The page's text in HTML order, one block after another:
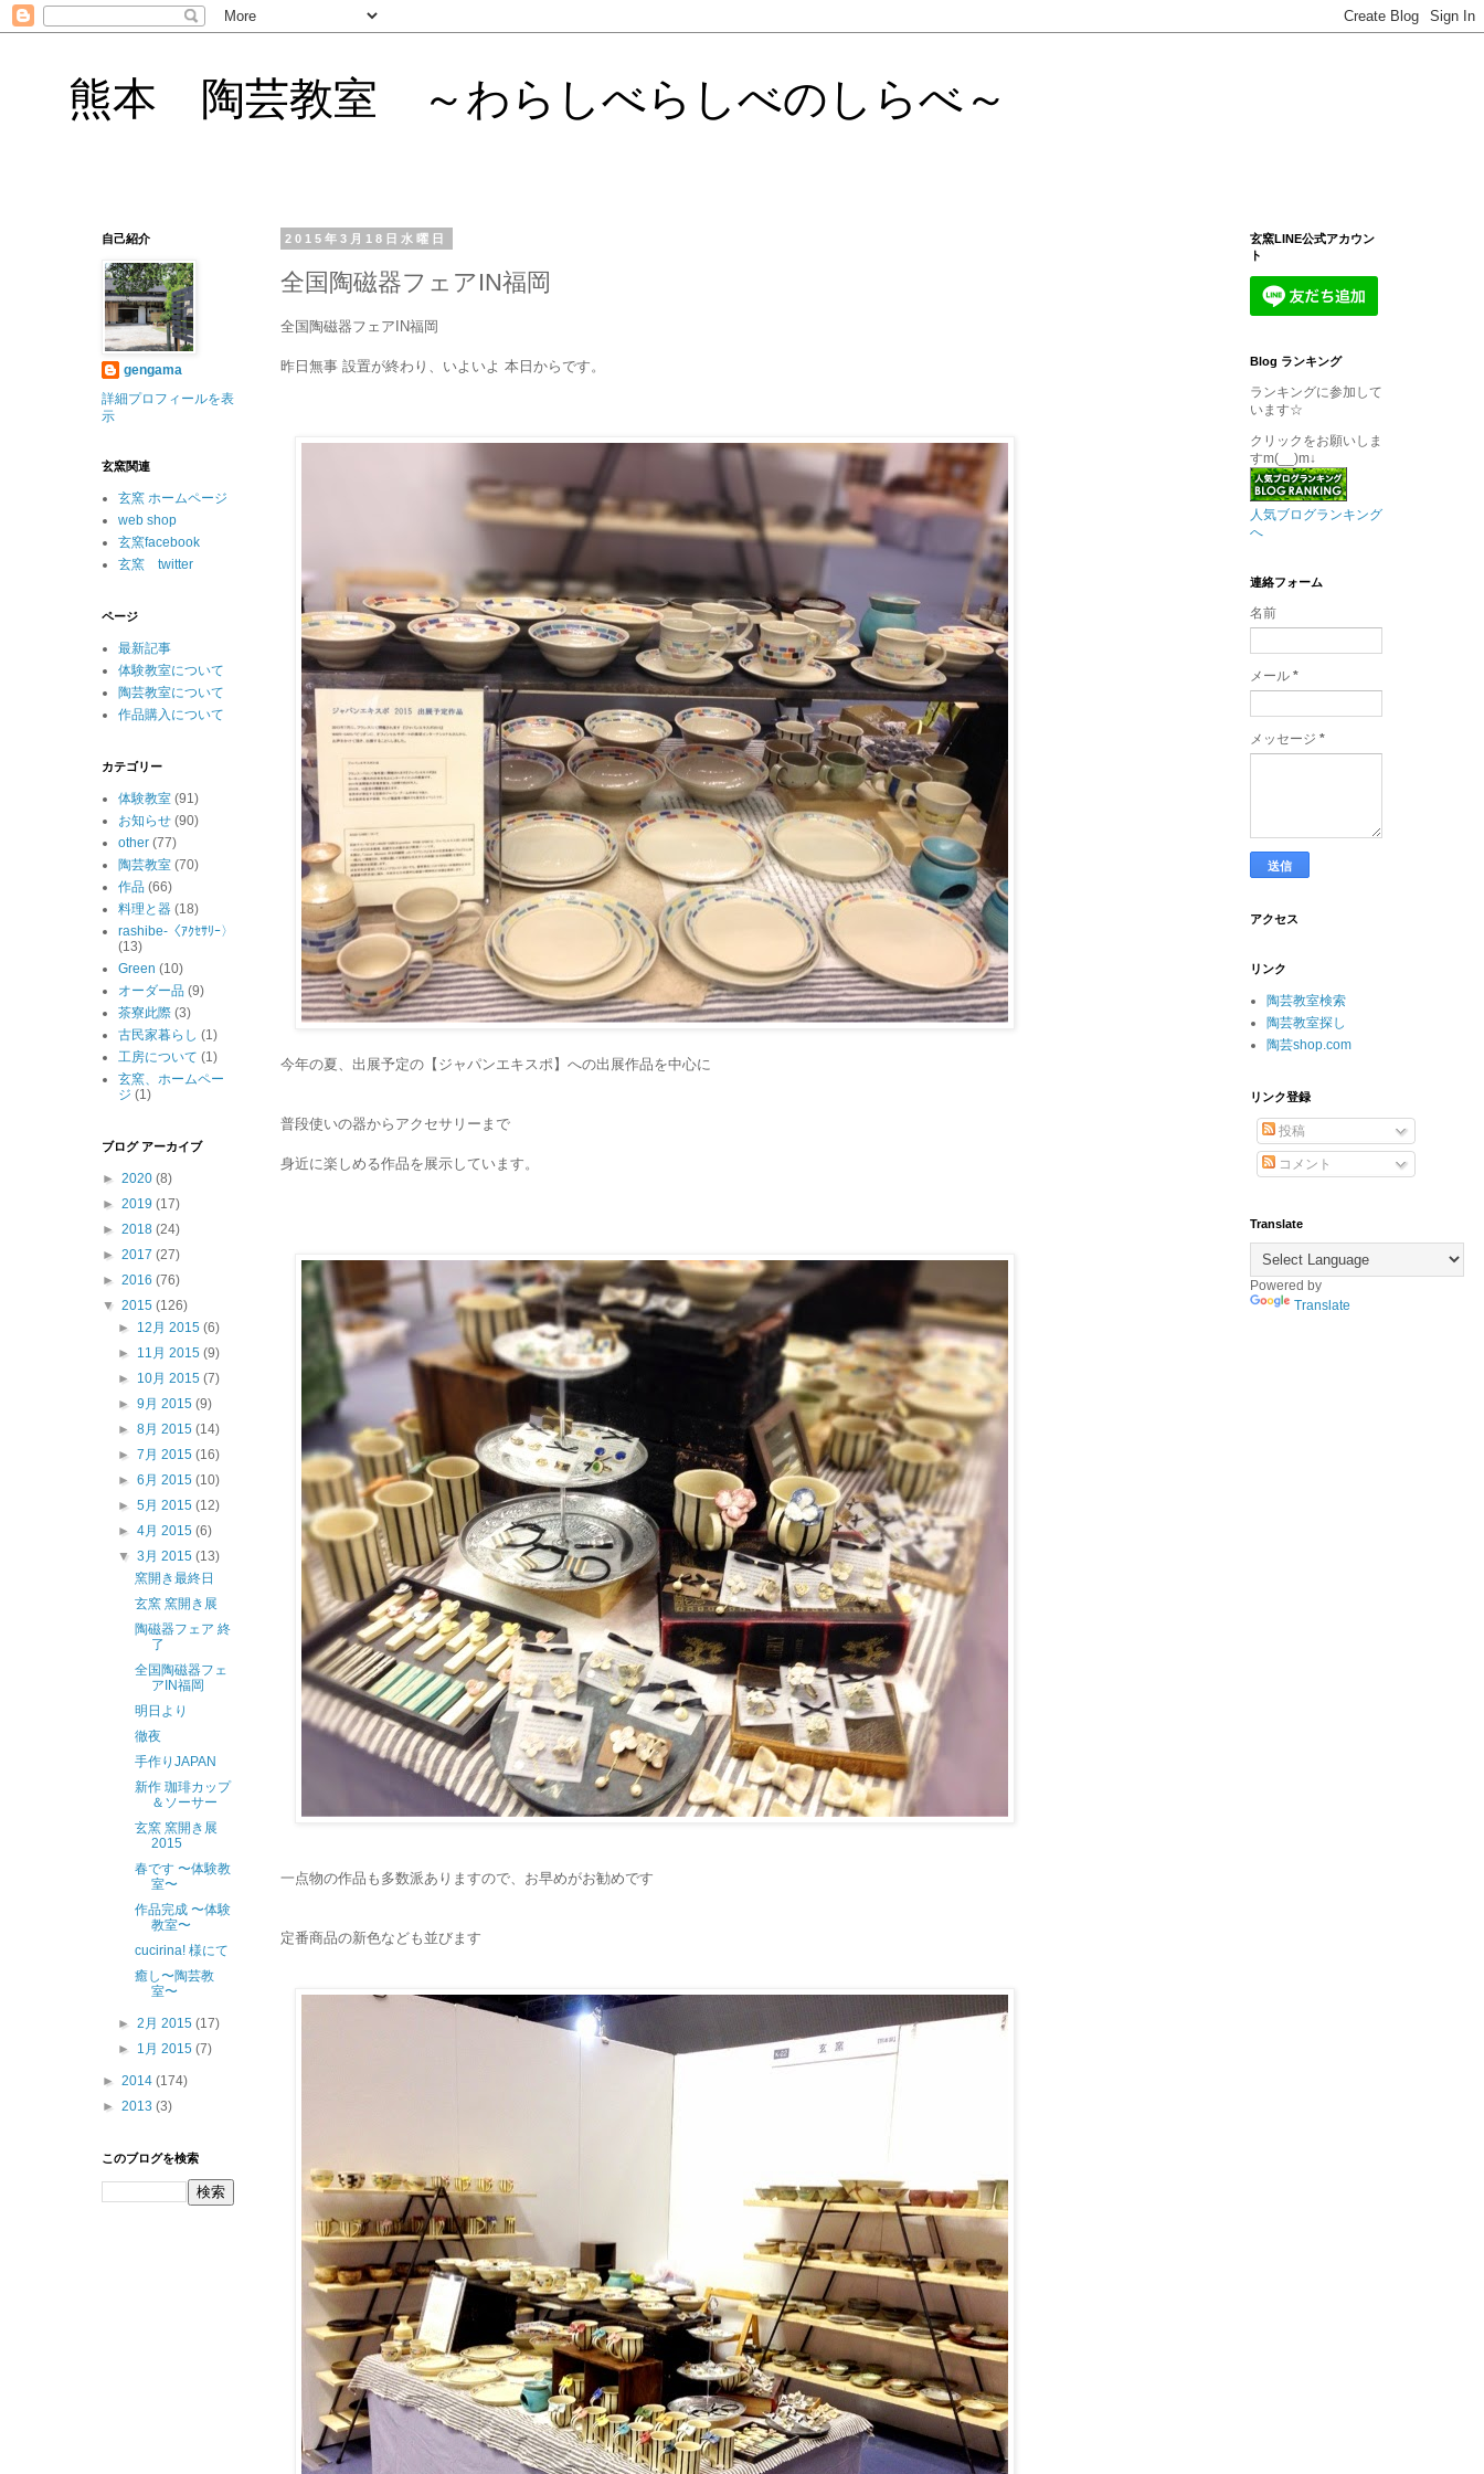
熊本 陶芸教室 ～わらしべらしべのしらべ～
2015年3月18日水曜日
全国陶磁器フェアIN福岡
全国陶磁器フェアIN福岡
昨日無事 設置が終わり、いよいよ 本日からです。
今年の夏、出展予定の【ジャパンエキスポ】への出展作品を中心に
普段使いの器からアクセサリーまで
身近に楽しめる作品を展示しています。
一点物の作品も多数派ありますので、お早めがお勧めです
定番商品の新色なども並びます
自己紹介
gengama
詳細プロフィールを表
示
玄窯関連
玄窯 ホームページ
web shop
玄窯facebook
玄窯 twitter
ページ
最新記事
体験教室について
陶芸教室について
作品購入について
カテゴリー
体験教室 (91)
お知らせ (90)
other (77)
陶芸教室 (70)
作品 (66)
料理と器 (18)
rashibe-〈ｱｸｾｻﾘｰ〉
(13)
Green (10)
オーダー品 (9)
茶寮此際 (3)
古民家暮らし (1)
工房について (1)
玄窯、ホームペー
ジ (1)
ブログ アーカイブ
► 2020 (8)
► 2019 (17)
► 2018 (24)
► 2017 (27)
► 2016 (76)
▼ 2015 (126)
► 12月 2015(6)
► 11月 2015(9)
► 10月 2015(7)
►9月 2015(9)
►8月 2015(14)
►7月 2015(16)
►6月 2015(10)
►5月 2015(12)
►4月 2015(6)
▼3月 2015(13)
窯開き最終日
玄窯 窯開き展
陶磁器フェア 終
了
全国陶磁器フェ
アIN福岡
明日より
徹夜
手作りJAPAN
新作 珈琲カップ
＆ソーサー
玄窯 窯開き展
2015
春です 〜体験教
室〜
作品完成 〜体験
教室〜
cucirina! 様にて
癒し〜陶芸教
室〜
►2月 2015(17)
► 1月 2015(7)
► 2014 (174)
► 2013 (3)
このブログを検索
玄窯LINE公式アカウン
ト
Blog ランキング
ランキングに参加して
います☆
クリックをお願いしま
すm(__)m↓
人気ブログランキング
へ
連絡フォーム
名前
メール *
メッセージ *
アクセス
リンク
陶芸教室検索
陶芸教室探し
陶芸shop.com
リンク登録
投稿
コメント
Translate
Powered by
Translate